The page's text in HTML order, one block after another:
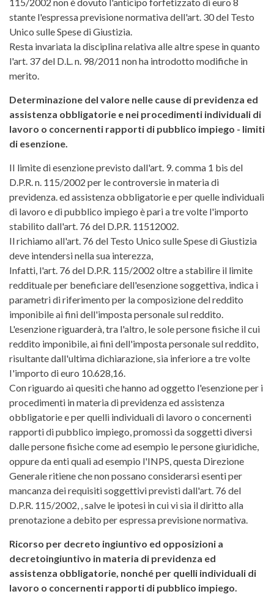
stante l'espressa previsione normativa dell'art. 30 del Testo
Unico sulle Spese di Giustizia.
Resta invariata la disciplina relativa alle altre spese in quanto
l'art. 37 del D.L. n. 98/2011 non ha introdotto modifiche in
merito.
Determinazione del valore nelle cause di previdenza ed
assistenza obbligatorie e nei procedimenti individuali di
lavoro o concernenti rapporti di pubblico impiego - limiti
di esenzione.
II limite di esenzione previsto dall'art. 9. comma 1 bis del
D.P.R. n. 115/2002 per le controversie in materia di
previdenza. ed assistenza obbligatorie e per quelle individuali
di lavoro e di pubblico impiego è pari a tre volte l'importo
stabilito dall'art. 76 del D.P.R. 11512002.
Il richiamo all'art. 76 del Testo Unico sulle Spese di Giustizia
deve intendersi nella sua interezza,
Infatti, l'art. 76 del D.P.R. 115/2002 oltre a stabilire il limite
reddituale per beneficiare dell'esenzione soggettiva, indica i
parametri di riferimento per la composizione del reddito
imponibile ai fini dell'imposta personale sul reddito.
L'esenzione riguarderà, tra l'altro, le sole persone fisiche il cui
reddito imponibile, ai fini dell'imposta personale sul reddito,
risultante dall'ultima dichiarazione, sia inferiore a tre volte
I'importo di euro 10.628,16.
Con riguardo ai quesiti che hanno ad oggetto l'esenzione per i
procedimenti in materia di previdenza ed assistenza
obbligatorie e per quelli individuali di lavoro o concernenti
rapporti di pubblico impiego, promossi da soggetti diversi
dalle persone fisiche come ad esempio le persone giuridiche,
oppure da enti quali ad esempio l'INPS, questa Direzione
Generale ritiene che non possano considerarsi esenti per
mancanza dei requisiti soggettivi previsti dall'art. 76 del
D.P.R. 115/2002, , salve le ipotesi in cui vi sia il diritto alla
prenotazione a debito per espressa previsione normativa.
Ricorso per decreto ingiuntivo ed opposizioni a
decretoingiuntivo in materia di previdenza ed
assistenza obbligatorie, nonché per quelli individuali di
lavoro o concernenti rapporti di pubblico impiego.